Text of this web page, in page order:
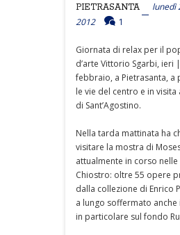
PIETRASANTA
lunedì
2012
1
Giornata di relax per il
d’arte Vittorio Sgarbi, ieri
febbraio, a Pietrasanta, a
le vie del centro e in
di Sant’Agostino.
Nella tarda mattinata ha
visitare la mostra di
attualmente in corso nelle
Chiostro: oltre 55 opere
dalla collezione di Enrico
a lungo soffermato
in particolare sul fondo